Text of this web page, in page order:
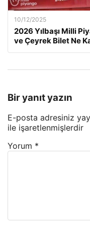
10/12/2025
2026 Yılbaşı Milli
ve Çeyrek Bilet Ne
Bir yanıt yazın
E-posta adresiniz
ile işaretlenmişlerdir
Yorum *